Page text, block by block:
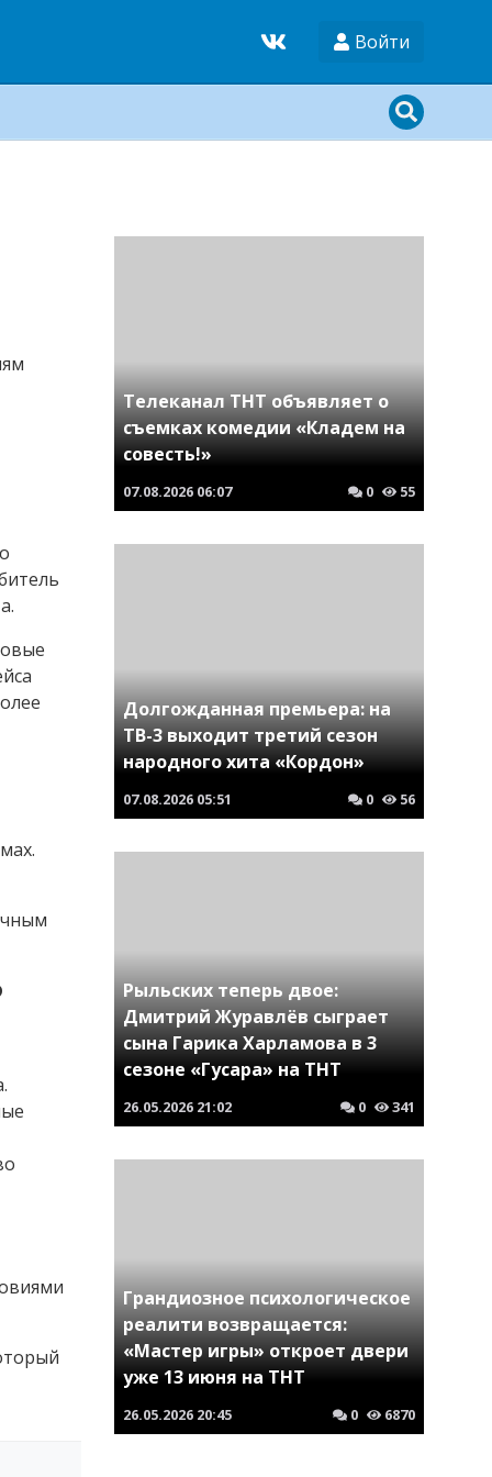
Войти
Телеканал ТНТ объявляет о
съемках комедии «Кладем на
совесть!»
07.08.2026 06:07 0 55
Долгожданная премьера: на
ТВ-3 выходит третий сезон
народного хита «Кордон»
07.08.2026 05:51 0 56
Рыльских теперь двое:
Дмитрий Журавлёв сыграет
сына Гарика Харламова в 3
сезоне «Гусара» на ТНТ
26.05.2026 21:02 0 341
Грандиозное психологическое
реалити возвращается:
«Мастер игры» откроет двери
уже 13 июня на ТНТ
26.05.2026 20:45 0 6870